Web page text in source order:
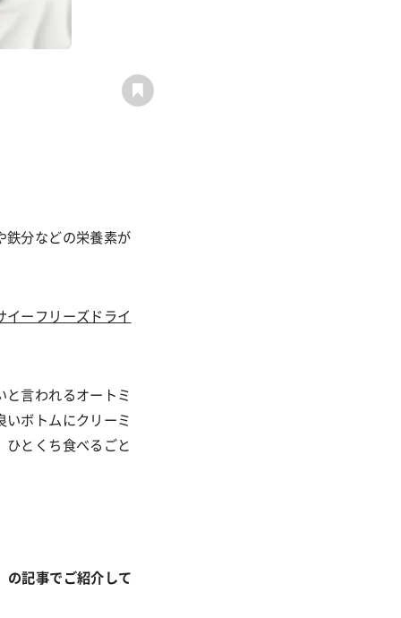
鉄分などの栄養素が
イーフリーズドライ
と言われるオートミ
いボトムにクリーミ
とくち食べるごと
の記事でご紹介して